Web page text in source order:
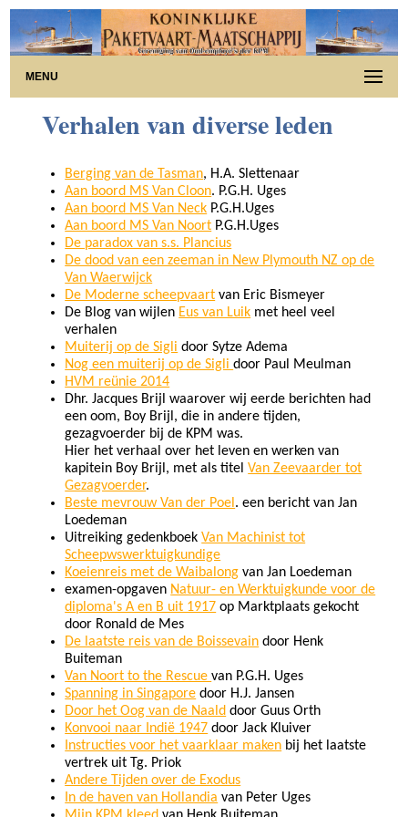
MENU
Verhalen van diverse leden
Berging van de Tasman, H.A. Slettenaar
Aan boord MS Van Cloon. P.G.H. Uges
Aan boord MS Van Neck P.G.H.Uges
Aan boord MS Van Noort P.G.H.Uges
De paradox van s.s. Plancius
De dood van een zeeman in New Plymouth NZ op de
Van Waerwijck
De Moderne scheepvaart van Eric Bismeyer
De Blog van wijlen Eus van Luik met heel veel
verhalen
Muiterij op de Sigli door Sytze Adema
Nog een muiterij op de Siglidoor Paul Meulman
HVM reünie 2014
Dhr. Jacques Brijl waarover wij eerde berichten had
een oom, Boy Brijl, die in andere tijden,
gezagvoerder bij de KPM was.
Hier het verhaal over het leven en werken van
kapitein Boy Brijl, met als titelVan Zeevaarder tot
Gezagvoerder.
Beste mevrouw Van der Poel . een bericht van Jan
Loedeman
Uitreiking gedenkboekVan Machinist tot
Scheepwswerktuigkundige
Koeienreis met de Waibalong van Jan Loedeman
examen-opgaven Natuur- en Werktuigkunde voor de
diploma's A en B uit 1917 op Marktplaats gekocht
door Ronald de Mes
De laatste reis van de Boissevain door Henk
Buiteman
Van Noort to the Rescuevan P.G.H. Uges
Spanning in Singapore door H.J. Jansen
Door het Oog van de Naald door Guus Orth
Konvooi naar Indië 1947 door Jack Kluiver
Instructies voor het vaarklaar maken bij het laatste
vertrek uit Tg. Priok
Andere Tijden over de Exodus
In de haven van Hollandia van Peter Uges